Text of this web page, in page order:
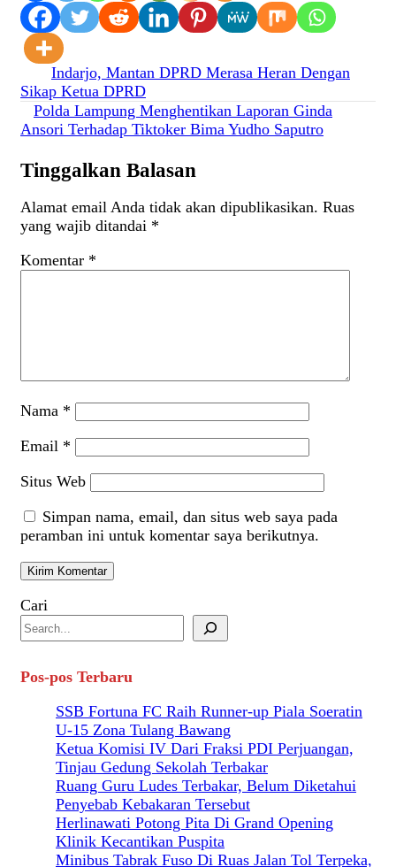
Navigasi
pos
Indarjo, Mantan DPRD Merasa Heran Dengan
Sikap Ketua DPRD
Polda Lampung Menghentikan Laporan Ginda
Ansori Terhadap Tiktoker Bima Yudho Saputro
Tinggalkan Balasan
Alamat email Anda tidak akan dipublikasikan. Ruas
yang wajib ditandai *
Komentar *
Nama *
Email *
Situs Web
Simpan nama, email, dan situs web saya pada
peramban ini untuk komentar saya berikutnya.
Cari
Pos-pos Terbaru
SSB Fortuna FC Raih Runner-up Piala Soeratin
U-15 Zona Tulang Bawang
Ketua Komisi IV Dari Fraksi PDI Perjuangan,
Tinjau Gedung Sekolah Terbakar
Ruang Guru Ludes Terbakar, Belum Diketahui
Penyebab Kebakaran Tersebut
Herlinawati Potong Pita Di Grand Opening
Klinik Kecantikan Puspita
Minibus Tabrak Fuso Di Ruas Jalan Tol Terpeka,